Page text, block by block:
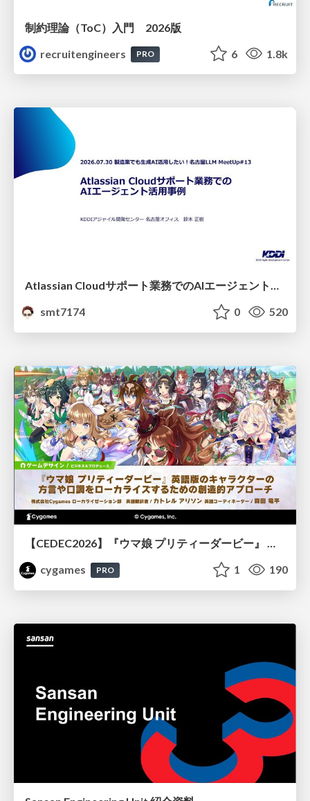
制約理論（ToC）入門 2026版
recruitengineers
PRO 6 1.8k
Atlassian Cloudサポート業務でのAIエージェント活用事例
smt7174
0 520
【CEDEC2026】『ウマ娘 プリティーダービー』 英語版のキャラクターの方言や口調をローカライズするための創造的アプローチ
cygames
PRO 1 190